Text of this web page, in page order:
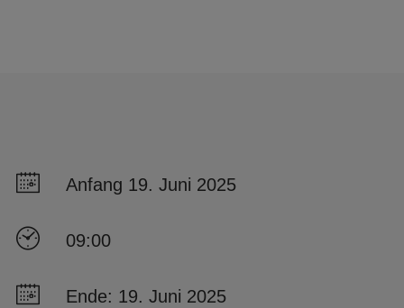
Anfang 19. Juni 2025
09:00
Ende: 19. Juni 2025